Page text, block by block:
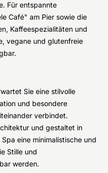
Für entspannte
Café" am Pier sowie die
Kaffeespezialitäten und
vegane und glutenfreie
Sie eine stilvolle
und besondere
verbindet.
und gestaltet in
eine minimalistische und
Stille und
werden.